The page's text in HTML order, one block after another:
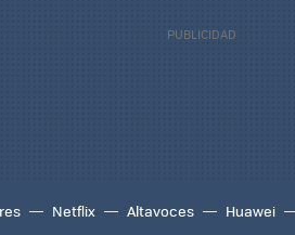
Netflix Altavoces Huawei